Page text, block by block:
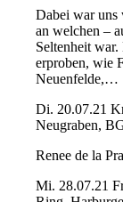
Dabei war uns
an welchen –
Seltenheit
erproben, wie
Neuenfelde,…
Di. 20.07.21
Neugraben,
Renee de la
Mi. 28.07.21